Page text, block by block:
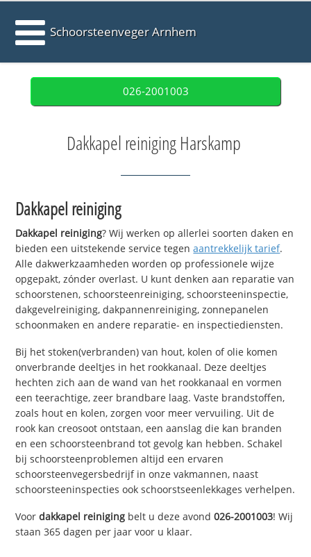
Schoorsteenveger Arnhem
026-2001003
Dakkapel reiniging Harskamp
Dakkapel reiniging
Dakkapel reiniging? Wij werken op allerlei soorten daken en
bieden een uitstekende service tegenaantrekkelijk tarief.
Alle dakwerkzaamheden worden op professionele wijze
opgepakt, zónder overlast. U kunt denken aan reparatie van
schoorstenen, schoorsteenreiniging, schoorsteeninspectie,
dakgevelreiniging, dakpannenreiniging, zonnepanelen
schoonmaken en andere reparatie- en inspectiediensten.
Bij het stoken(verbranden) van hout, kolen of olie komen
onverbrande deeltjes in het rookkanaal. Deze deeltjes
hechten zich aan de wand van het rookkanaal en vormen
een teerachtige, zeer brandbare laag. Vaste brandstoffen,
zoals hout en kolen, zorgen voor meer vervuiling. Uit de
rook kan creosoot ontstaan, een aanslag die kan branden
en een schoorsteenbrand tot gevolg kan hebben. Schakel
bij schoorsteenproblemen altijd een ervaren
schoorsteenvegersbedrijf in onze vakmannen, naast
schoorsteeninspecties ook schoorstseenlekkages verhelpen.
Voordakkapel reiniging belt u deze avond026-2001003! Wij
staan 365 dagen per jaar voor u klaar.